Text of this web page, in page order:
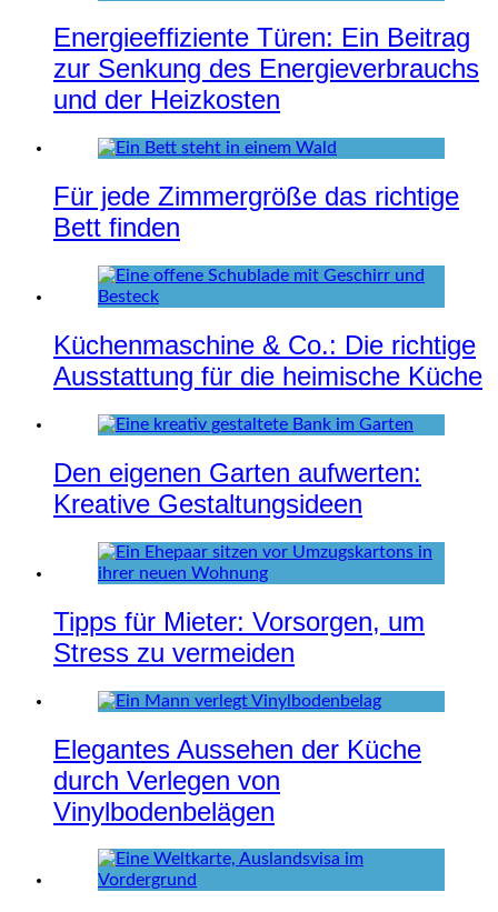
Energieeffiziente Türen: Ein Beitrag
zur Senkung des Energieverbrauchs
und der Heizkosten
Für jede Zimmergröße das richtige
Bett finden
Küchenmaschine & Co.: Die richtige
Ausstattung für die heimische Küche
Den eigenen Garten aufwerten:
Kreative Gestaltungsideen
Tipps für Mieter: Vorsorgen, um
Stress zu vermeiden
Elegantes Aussehen der Küche
durch Verlegen von
Vinylbodenbelägen